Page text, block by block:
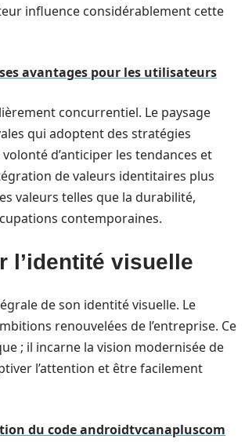
influence considérablement cette
avantages pour les utilisateurs
concurrentiel. Le paysage
qui adoptent des stratégies
d’anticiper les tendances et
de valeurs identitaires plus
valeurs telles que la durabilité,
contemporaines.
l’identité visuelle
de son identité visuelle. Le
renouvelées de l’entreprise. Ce
; il incarne la vision modernisée de
l’attention et être facilement
du code androidtvcanapluscom